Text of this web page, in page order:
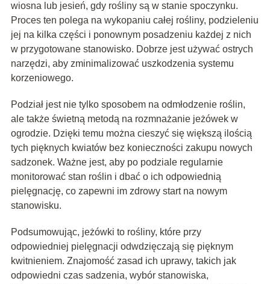
wiosna lub jesień, gdy rośliny są w stanie spoczynku.
Proces ten polega na wykopaniu całej rośliny, podzieleniu
jej na kilka części i ponownym posadzeniu każdej z nich
w przygotowane stanowisko. Dobrze jest używać ostrych
narzędzi, aby zminimalizować uszkodzenia systemu
korzeniowego.
Podział jest nie tylko sposobem na odmłodzenie roślin,
ale także świetną metodą na rozmnażanie jeżówek w
ogrodzie. Dzięki temu można cieszyć się większą ilością
tych pięknych kwiatów bez konieczności zakupu nowych
sadzonek. Ważne jest, aby po podziale regularnie
monitorować stan roślin i dbać o ich odpowiednią
pielęgnację, co zapewni im zdrowy start na nowym
stanowisku.
Podsumowując, jeżówki to rośliny, które przy
odpowiedniej pielęgnacji odwdzięczają się pięknym
kwitnieniem. Znajomość zasad ich uprawy, takich jak
odpowiedni czas sadzenia, wybór stanowiska,